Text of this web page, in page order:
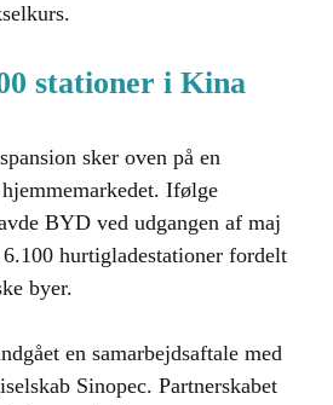
stationer i Kina
sker oven på en
Ifølge
BYD ved udgangen af maj
hurtigladestationer fordelt
byer.
en samarbejdsaftale med
Sinopec. Partnerskabet